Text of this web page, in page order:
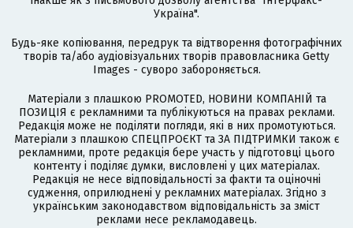
Україна".
Будь-яке копіювання, передрук та відтворення фотографічних
творів та/або аудіовізуальних творів правовласника Getty
Images - суворо забороняється.
Матеріали з плашкою PROMOTED, НОВИНИ КОМПАНІЙ та
ПОЗИЦІЯ є рекламними та публікуються на правах реклами.
Редакція може не поділяти погляди, які в них промотуються.
Матеріали з плашкою СПЕЦПРОЄКТ та ЗА ПІДТРИМКИ також є
рекламними, проте редакція бере участь у підготовці цього
контенту і поділяє думки, висловлені у цих матеріалах.
Редакція не несе відповідальності за факти та оціночні
судження, оприлюднені у рекламних матеріалах. Згідно з
українським законодавством відповідальність за зміст
реклами несе рекламодавець.